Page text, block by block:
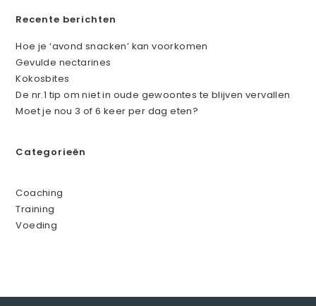
Recente berichten
Hoe je ‘avond snacken’ kan voorkomen
Gevulde nectarines
Kokosbites
De nr.1 tip om niet in oude gewoontes te blijven vervallen
Moet je nou 3 of 6 keer per dag eten?
Categorieën
Coaching
Training
Voeding